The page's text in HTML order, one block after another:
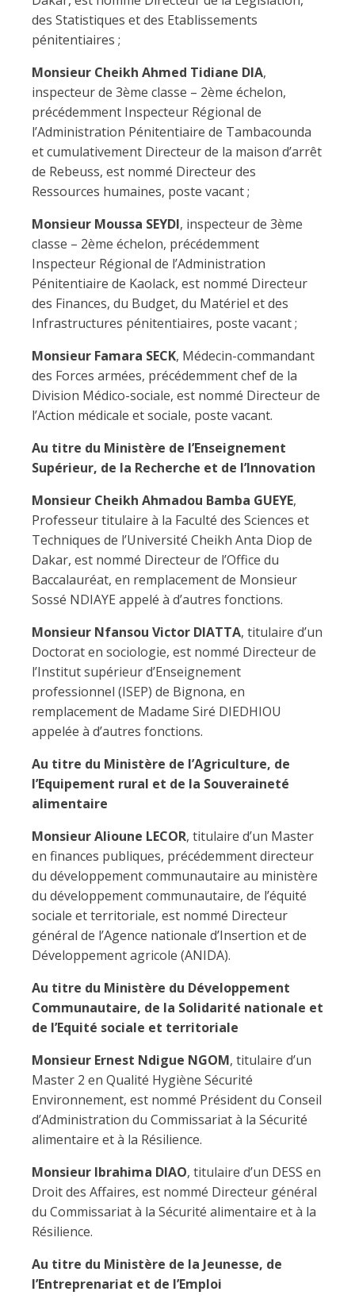
des Statistiques et des Etablissements
pénitentiaires ;
Monsieur Cheikh Ahmed Tidiane DIA,
inspecteur de 3ème classe – 2ème échelon,
précédemment Inspecteur Régional de
l’Administration Pénitentiaire de Tambacounda
et cumulativement Directeur de la maison d’arrêt
de Rebeuss, est nommé Directeur des
Ressources humaines, poste vacant ;
Monsieur Moussa SEYDI, inspecteur de 3ème
classe – 2ème échelon, précédemment
Inspecteur Régional de l’Administration
Pénitentiaire de Kaolack, est nommé Directeur
des Finances, du Budget, du Matériel et des
Infrastructures pénitentiaires, poste vacant ;
Monsieur Famara SECK, Médecin-commandant
des Forces armées, précédemment chef de la
Division Médico-sociale, est nommé Directeur de
l’Action médicale et sociale, poste vacant.
Au titre du Ministère de l’Enseignement
Supérieur, de la Recherche et de l’Innovation
Monsieur Cheikh Ahmadou Bamba GUEYE,
Professeur titulaire à la Faculté des Sciences et
Techniques de l’Université Cheikh Anta Diop de
Dakar, est nommé Directeur de l’Office du
Baccalauréat, en remplacement de Monsieur
Sossé NDIAYE appelé à d’autres fonctions.
Monsieur Nfansou Victor DIATTA, titulaire d’un
Doctorat en sociologie, est nommé Directeur de
l’Institut supérieur d’Enseignement
professionnel (ISEP) de Bignona, en
remplacement de Madame Siré DIEDHIOU
appelée à d’autres fonctions.
Au titre du Ministère de l’Agriculture, de
l’Equipement rural et de la Souveraineté
alimentaire
Monsieur Alioune LECOR, titulaire d’un Master
en finances publiques, précédemment directeur
du développement communautaire au ministère
du développement communautaire, de l’équité
sociale et territoriale, est nommé Directeur
général de l’Agence nationale d’Insertion et de
Développement agricole (ANIDA).
Au titre du Ministère du Développement
Communautaire, de la Solidarité nationale et
de l’Equité sociale et territoriale
Monsieur Ernest Ndigue NGOM, titulaire d’un
Master 2 en Qualité Hygiène Sécurité
Environnement, est nommé Président du Conseil
d’Administration du Commissariat à la Sécurité
alimentaire et à la Résilience.
Monsieur Ibrahima DIAO, titulaire d’un DESS en
Droit des Affaires, est nommé Directeur général
du Commissariat à la Sécurité alimentaire et à la
Résilience.
Au titre du Ministère de la Jeunesse, de
l’Entreprenariat et de l’Emploi